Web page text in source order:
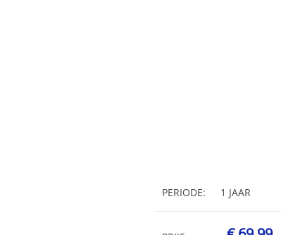
PERIODE: 1 JAAR